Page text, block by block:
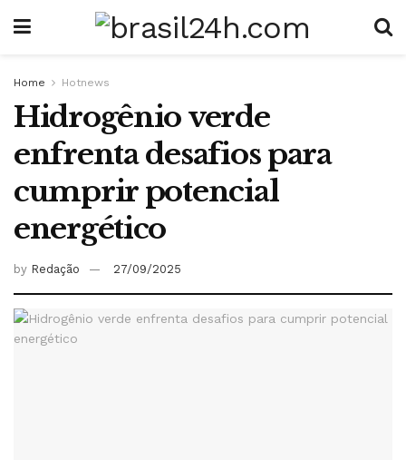
Home Hotnews
Hidrogênio verde
enfrenta desafios para
cumprir potencial
energético
by Redação 27/09/2025